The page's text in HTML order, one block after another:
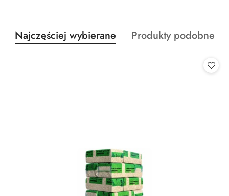
Pomiń karuzelę produktów
Produkty
o
Najczęściej wybierane
Produkty
Produkty podobne